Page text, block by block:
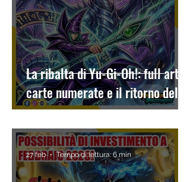
La ribalta di Yu-Gi-Oh!: full art,
carte numerate e il ritorno del
collezionismo
27 feb Tempo di lettura: 6 min